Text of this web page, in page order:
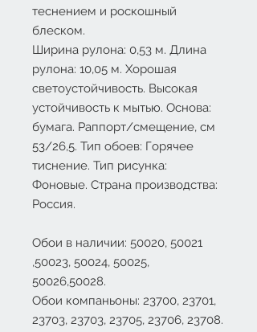
теснением и роскошный
блеском.
Ширина рулона: 0,53 м. Длина
рулона: 10,05 м. Хорошая
светоустойчивость. Высокая
устойчивость к мытью. Основа:
бумага. Раппорт/смещение, см
53/26,5. Тип обоев: Горячее
тиснение. Тип рисунка:
Фоновые. Страна производства:
Россия.
Обои в наличии: 50020, 50021
,50023, 50024, 50025,
50026,50028.
Обои компаньоны: 23700, 23701,
23703, 23703, 23705, 23706, 23708.